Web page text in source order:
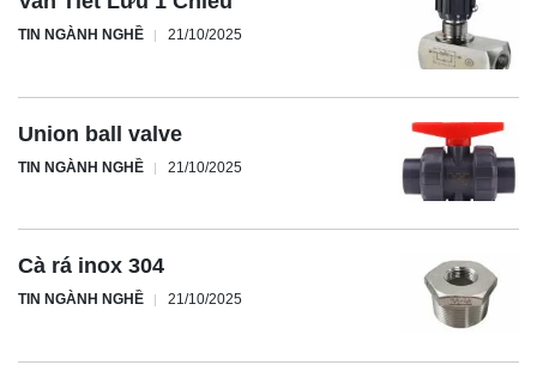
TIN NGÀNH NGHỀ 21/10/2025
Union ball valve
TIN NGÀNH NGHỀ 21/10/2025
Cà rá inox 304
TIN NGÀNH NGHỀ 21/10/2025